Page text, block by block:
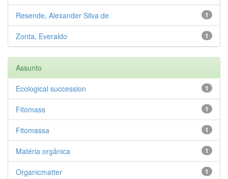
1
Resende, Alexander Silva de
1
Zonta, Everaldo
Assunto
1
Ecological succession
1
Fitomass
1
Fitomassa
1
Matéria orgânica
1
Organicmatter